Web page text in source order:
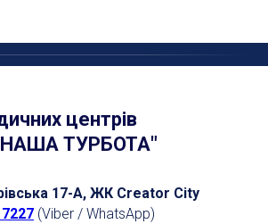
центрів
ТУРБОТА"
17-А, ЖК Creator City
(Viber / WhatsApp)